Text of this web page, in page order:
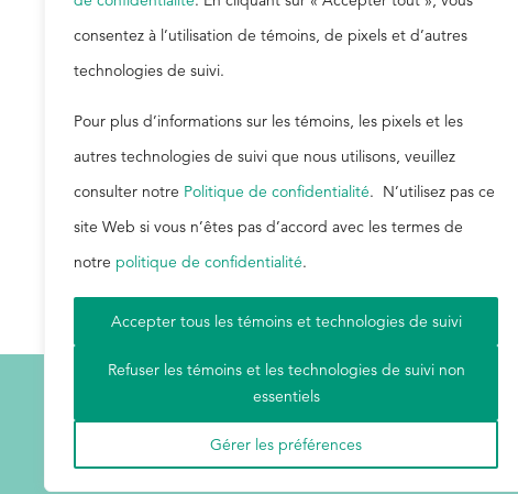
consentez à l’utilisation de témoins, de pixels et d’autres
technologies de suivi.
Pour plus d’informations sur les témoins, les pixels et les
autres technologies de suivi que nous utilisons, veuillez
consulter notre Politique de confidentialité. N’utilisez pas ce
site Web si vous n’êtes pas d’accord avec les termes de
notre politique de confidentialité.
Gérer les préférences
Refuser les témoins et les technologies de suivi non
essentiels
Accepter tous les témoins et technologies de suivi
Traitement de l'eau dans l'industrie légère :
middlemarketsa@buckman.com
Marchés émergents : Eugene Kok –
Aliments et boissons : Eugene Kok –
Technologies du cuir : Manie Strydom –
Technologies du papier : Stefan Terblanche –
Cliquez ici pour accéder à notre documentation
Conditions d'utilisation | Carte du site Politique de